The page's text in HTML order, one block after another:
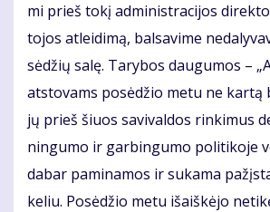
mi prieš to­kį ad­mi­nist­ra­ci­jos
to­jos at­lei­di­mą, bal­sa­vi­me
sė­džių sa­lę. Ta­ry­bos dau­gu­mos –
at­sto­vams po­sė­džio me­tu ne kar­tą
jų prieš šiuos sa­vi­val­dos rin­ki­mus
nin­gu­mo ir gar­bin­gu­mo po­li­ti­ko­je
da­bar pa­mi­na­mos ir su­ka­ma
ke­liu. Po­sė­džio me­tu iš­aiš­kė­jo